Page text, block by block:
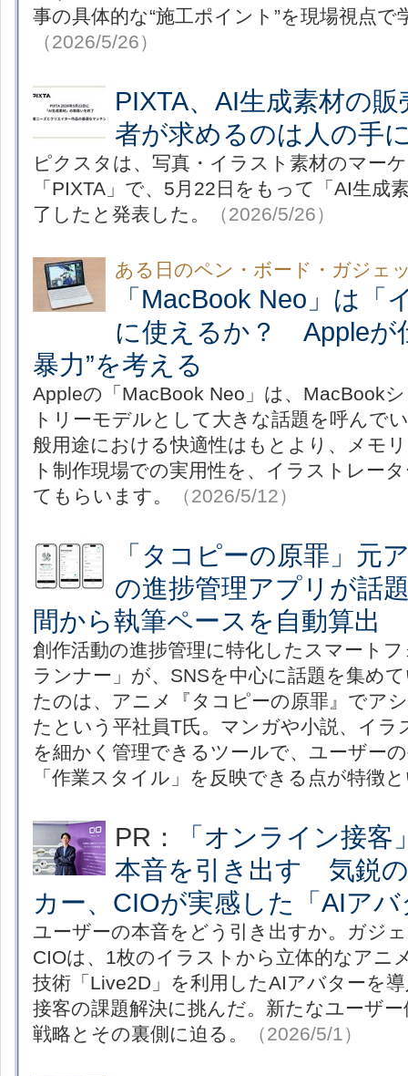
事の具体的な“施工ポイント”を現場視点で
（2026/5/26）
PIXTA、AI生成素材の
者が求めるのは人の手
ピクスタは、写真・イラスト素材のマー
「PIXTA」で、5月22日をもって「AI生成
了したと発表した。
（2026/5/26）
ある日のペン・ボード・ガジェ
「MacBook Neo」は「
に使えるか？ Appleが
暴力”を考える
Appleの「MacBook Neo」は、MacBook
トリーモデルとして大きな話題を呼んで
般用途における快適性はもとより、メモ
ト制作現場での実用性を、イラストレー
てもらいます。
（2026/5/12）
「タコピーの原罪」元
の進捗管理アプリが話
間から執筆ペースを自動算出
創作活動の進捗管理に特化したスマート
ランナー」が、SNSを中心に話題を集め
たのは、アニメ『タコピーの原罪』でア
たという平社員T氏。マンガや小説、イラ
を細かく管理できるツールで、ユーザー
「作業スタイル」を反映できる点が特徴
PR：
「オンライン接
本音を引き出す 気鋭
カー、CIOが実感した「AIア
ユーザーの本音をどう引き出すか。ガジ
CIOは、1枚のイラストから立体的なアニ
技術「Live2D」を利用したAIアバターを
接客の課題解決に挑んだ。新たなユーザ
戦略とその裏側に迫る。
（2026/5/1）